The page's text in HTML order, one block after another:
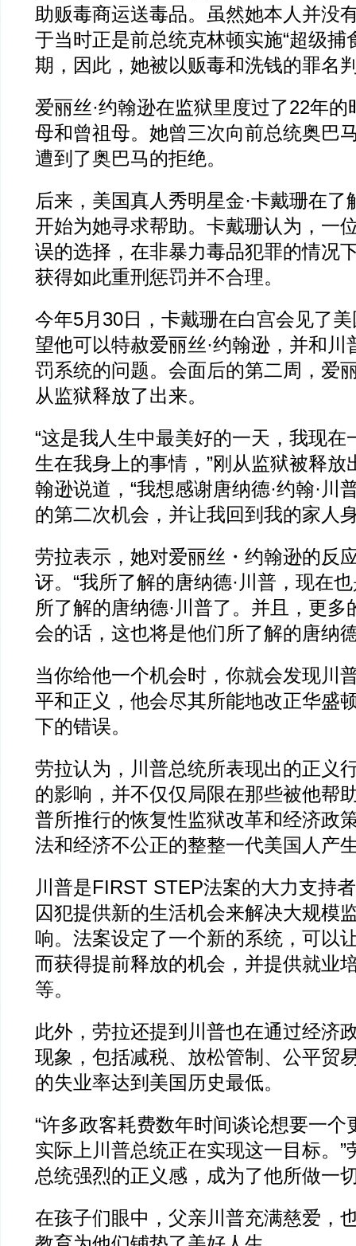
助贩毒商运送毒品。虽然她本人并没
于当时正是前总统克林顿实施“超级捕
期，因此，她被以贩毒和洗钱的罪名
爱丽丝·约翰逊在监狱里度过了22年
母和曾祖母。她曾三次向前总统奥巴
遭到了奥巴马的拒绝。
后来，美国真人秀明星金·卡戴珊在了
开始为她寻求帮助。卡戴珊认为，一
误的选择，在非暴力毒品犯罪的情况
获得如此重刑惩罚并不合理。
今年5月30日，卡戴珊在白宫会见了
望他可以特赦爱丽丝·约翰逊，并和川
罚系统的问题。会面后的第二周，爱
从监狱释放了出来。
“这是我人生中最美好的一天，我现在
生在我身上的事情，”刚从监狱被释放
翰逊说道，“我想感谢唐纳德·约翰·川
的第二次机会，并让我回到我的家人
劳拉表示，她对爱丽丝・约翰逊的反
讶。“我所了解的唐纳德·川普，现在
所了解的唐纳德·川普了。并且，更多
会的话，这也将是他们所了解的唐纳
当你给他一个机会时，你就会发现川
平和正义，他会尽其所能地改正华盛
下的错误。
劳拉认为，川普总统所表现出的正义
的影响，并不仅仅局限在那些被他帮
普所推行的恢复性监狱改革和经济政
法和经济不公正的整整一代美国人产
川普是FIRST STEP法案的大力支持
囚犯提供新的生活机会来解决大规模
响。法案设定了一个新的系统，可以
而获得提前释放的机会，并提供就业
等。
此外，劳拉还提到川普也在通过经济
现象，包括减税、放松管制、公平贸
的失业率达到美国历史最低。
“许多政客耗费数年时间谈论想要一个
实际上川普总统正在实现这一目标。”
总统强烈的正义感，成为了他所做一
在孩子们眼中，父亲川普充满慈爱，